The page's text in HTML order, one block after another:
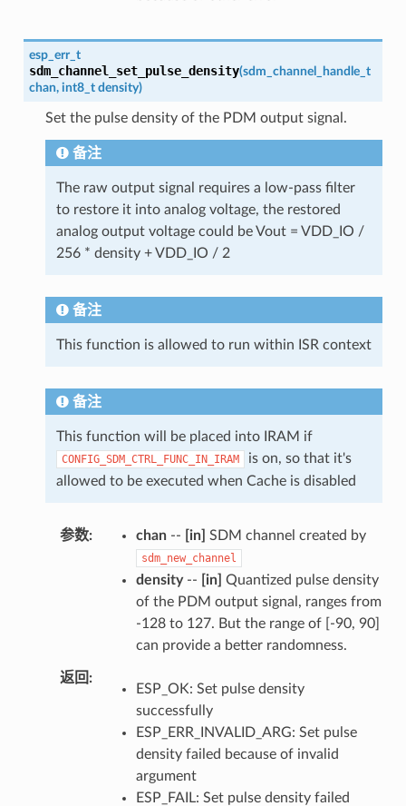
esp_err_t
sdm_channel_set_pulse_density(sdm_channel_handle_t
chan, int8_t density)
Set the pulse density of the PDM output signal.
备注
The raw output signal requires a low-pass filter
to restore it into analog voltage, the restored
analog output voltage could be Vout = VDD_IO /
256 * density + VDD_IO / 2
备注
This function is allowed to run within ISR context
备注
This function will be placed into IRAM if
CONFIG_SDM_CTRL_FUNC_IN_IRAM
is on, so that it's
allowed to be executed when Cache is disabled
参数 chan-- [in] SDM channel created by
sdm_new_channel
density-- [in] Quantized pulse density
of the PDM output signal, ranges from
-128 to 127. But the range of [-90, 90]
can provide a better randomness.
返回
ESP_OK: Set pulse density
successfully
ESP_ERR_INVALID_ARG: Set pulse
density failed because of invalid
argument
ESP_FAIL: Set pulse density failed